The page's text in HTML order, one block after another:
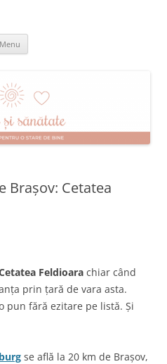
Menu
Brașov: Cetatea
Feldioara chiar când
prin țară de vara asta.
pun fără ezitare pe listă. Și
se află la 20 km de Brașov,